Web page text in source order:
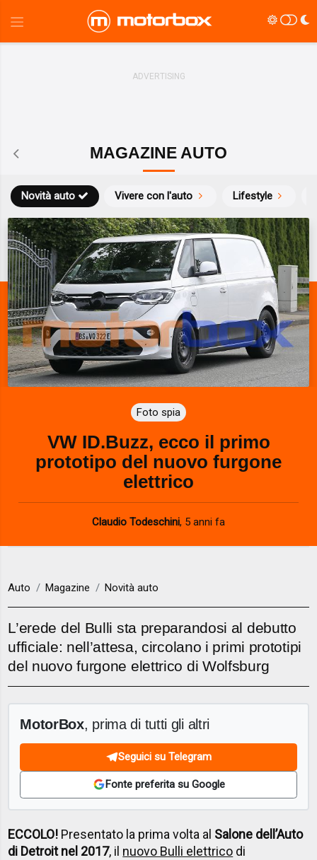
MAGAZINE AUTO
Novità auto Vivere con l'auto Lifestyle
Foto spia
VW ID.Buzz, ecco il primo
prototipo del nuovo furgone
elettrico
Claudio Todeschini, 5 anni fa
Auto Magazine Novità auto
L’erede del Bulli sta preparandosi al debutto
ufficiale: nell’attesa, circolano i primi prototipi
del nuovo furgone elettrico di Wolfsburg
MotorBox, prima di tutti gli altri
Seguici su Telegram
Fonte preferita su Google
ECCOLO! Presentato la prima volta al Salone dell’Auto
di Detroit nel 2017, il nuovo Bulli elettrico di